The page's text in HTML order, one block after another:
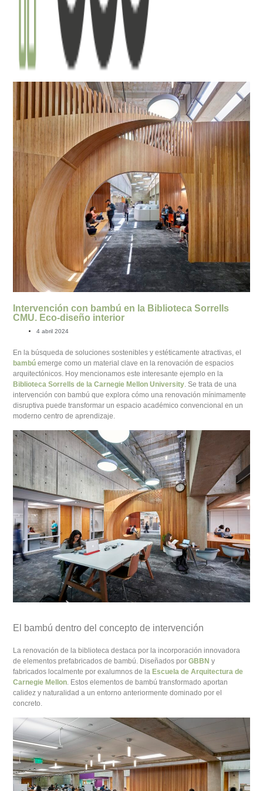
Intervención con bambú en la Biblioteca Sorrells
CMU. Eco-diseño interior
4 abril 2024
En la búsqueda de soluciones sostenibles y estéticamente atractivas, el
bambú emerge como un material clave en la renovación de espacios
arquitectónicos. Hoy mencionamos este interesante ejemplo en la
Biblioteca Sorrells de la Carnegie Mellon University. Se trata de una
intervención con bambú que explora cómo una renovación mínimamente
disruptiva puede transformar un espacio académico convencional en un
moderno centro de aprendizaje.
El bambú dentro del concepto de intervención
La renovación de la biblioteca destaca por la incorporación innovadora
de elementos prefabricados de bambú. Diseñados porGBBN y
fabricados localmente por exalumnos de la Escuela de Arquitectura de
Carnegie Mellon. Estos elementos de bambú transformado aportan
calidez y naturalidad a un entorno anteriormente dominado por el
concreto.